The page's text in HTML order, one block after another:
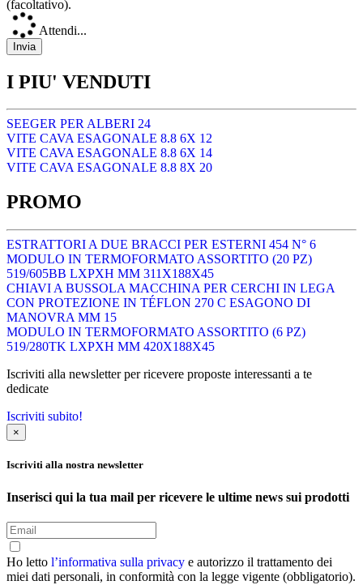
(facoltativo).
Attendi...
I PIU' VENDUTI
SEEGER PER ALBERI 24
VITE CAVA ESAGONALE 8.8 6X 12
VITE CAVA ESAGONALE 8.8 6X 14
VITE CAVA ESAGONALE 8.8 8X 20
PROMO
ESTRATTORI A DUE BRACCI PER ESTERNI 454 N° 6
MODULO IN TERMOFORMATO ASSORTITO (20 PZ)
519/605BB LXPXH MM 311X188X45
CHIAVI A BUSSOLA MACCHINA PER CERCHI IN LEGA
CON PROTEZIONE IN TÉFLON 270 C ESAGONO DI
MANOVRA MM 15
MODULO IN TERMOFORMATO ASSORTITO (6 PZ)
519/280TK LXPXH MM 420X188X45
Iscriviti alla newsletter per ricevere proposte interessanti a te
dedicate
Iscriviti subito!
×
Iscriviti alla nostra newsletter
Inserisci qui la tua mail per ricevere le ultime news sui prodotti
Ho letto l’informativa sulla privacy e autorizzo il trattamento dei
miei dati personali, in conformità con la legge vigente (obbligatorio).